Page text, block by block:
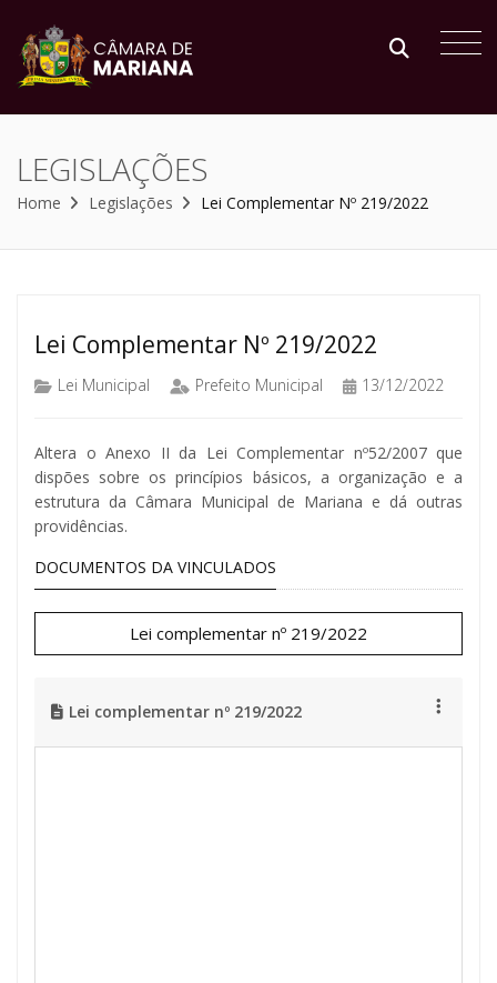
LEGISLAÇÕES
Home Legislações Lei Complementar Nº 219/2022
Lei Complementar Nº 219/2022
Lei Municipal Prefeito Municipal 13/12/2022
Altera o Anexo II da Lei Complementar nº52/2007 que
dispões sobre os princípios básicos, a organização e a
estrutura da Câmara Municipal de Mariana e dá outras
providências.
DOCUMENTOS DA VINCULADOS
Lei complementar nº 219/2022
Lei complementar nº 219/2022